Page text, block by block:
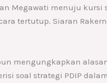
Megawati menuju
tertutup. Siaran
mengungkapkan
soal strategi PDIP